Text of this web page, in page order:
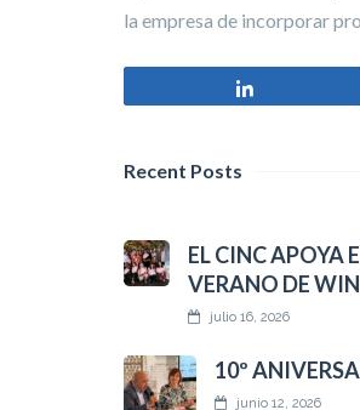
la empresa de incorporar
Recent Posts
EL CINC APOYA
VERANO DE
julio 16, 2026
10º
junio 12, 2026